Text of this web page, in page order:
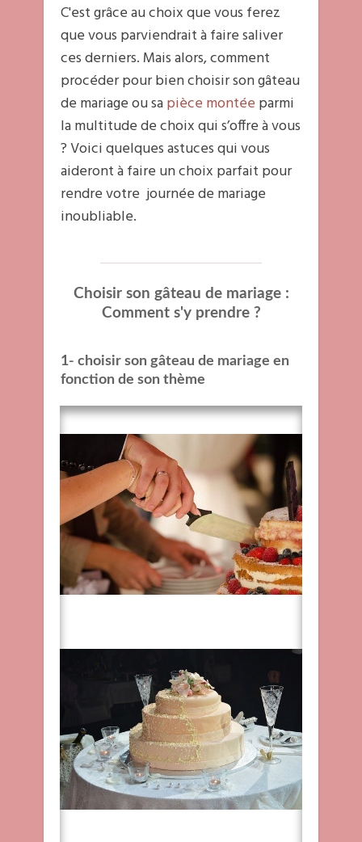
C'est grâce au choix que vous ferez
que vous parviendrait à faire saliver
ces derniers. Mais alors, comment
procéder pour bien choisir son gâteau
de mariage ou sapièce montée parmi
la multitude de choix qui s’offre à vous
? Voici quelques astuces qui vous
aideront à faire un choix parfait pour
rendre votre journée de mariage
inoubliable.
Choisir son gâteau de mariage :
Comment s'y prendre ?
1- choisir son gâteau de mariage en
fonction de son thème